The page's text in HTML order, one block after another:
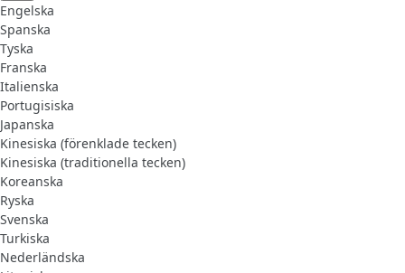
Engelska
Spanska
Tyska
Franska
Italienska
Portugisiska
Japanska
Kinesiska (förenklade tecken)
Kinesiska (traditionella tecken)
Koreanska
Ryska
Svenska
Turkiska
Nederländska